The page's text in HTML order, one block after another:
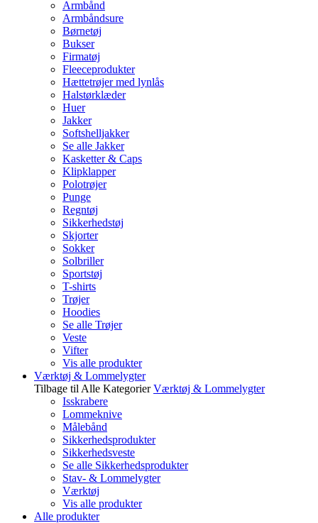
Armbånd
Armbåndsure
Børnetøj
Bukser
Firmatøj
Fleeceprodukter
Hættetrøjer med lynlås
Halstørklæder
Huer
Jakker
Softshelljakker
Se alle Jakker
Kasketter & Caps
Klipklapper
Polotrøjer
Punge
Regntøj
Sikkerhedstøj
Skjorter
Sokker
Solbriller
Sportstøj
T-shirts
Trøjer
Hoodies
Se alle Trøjer
Veste
Vifter
Vis alle produkter
Værktøj & Lommelygter
Tilbage til Alle Kategorier Værktøj & Lommelygter
Isskrabere
Lommeknive
Målebånd
Sikkerhedsprodukter
Sikkerhedsveste
Se alle Sikkerhedsprodukter
Stav- & Lommelygter
Værktøj
Vis alle produkter
Alle produkter